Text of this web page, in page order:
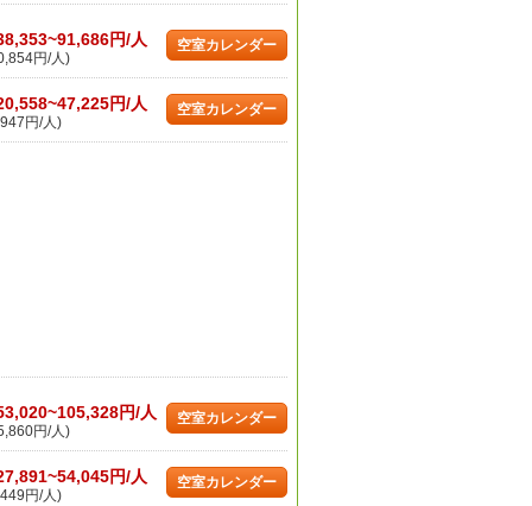
円/人
円/人)
空室カレンダー
円/人
円/人)
空室カレンダー
円/人
円/人)
空室カレンダー
円/人
円/人)
空室カレンダー